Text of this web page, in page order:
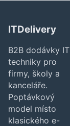
ITDelivery
B2B dodávky IT
techniky pro
firmy, školy a
kanceláře.
Poptávkový
model místo
klasického e-